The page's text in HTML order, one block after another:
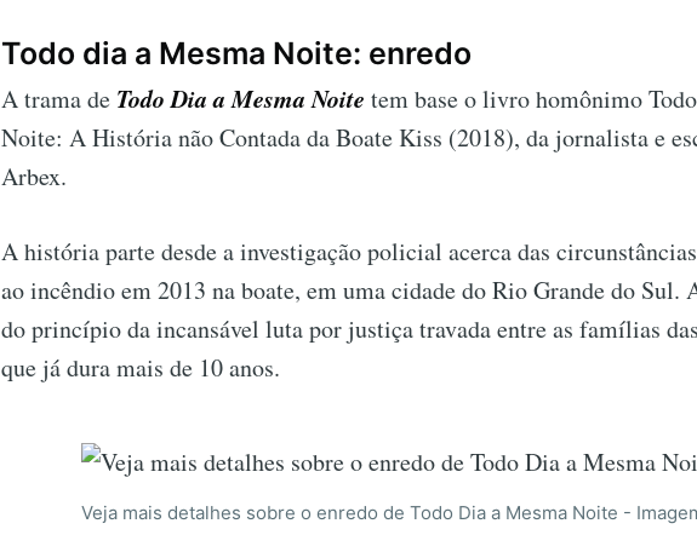
Todo dia a Mesma Noite: enredo
A trama de Todo Dia a Mesma Noite tem base o livro homônimo
Noite: A História não Contada da Boate Kiss (2018), da jornalista e
Arbex.
A história parte desde a investigação policial acerca das
ao incêndio em 2013 na boate, em uma cidade do Rio Grande do Sul.
do princípio da incansável luta por justiça travada entre as famílias
que já dura mais de 10 anos.
Veja mais detalhes sobre o enredo de Todo Dia a Mesma Noite -